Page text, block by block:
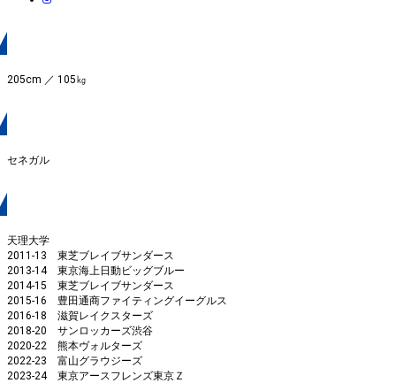
205cm ／ 105㎏
セネガル
天理大学
2011-13 東芝ブレイブサンダース
2013-14 東京海上日動ビッグブルー
2014-15 東芝ブレイブサンダース
2015-16 豊田通商ファイティングイーグルス
2016-18 滋賀レイクスターズ
2018-20 サンロッカーズ渋谷
2020-22 熊本ヴォルターズ
2022-23 富山グラウジーズ
2023-24 東京アースフレンズ東京Ｚ